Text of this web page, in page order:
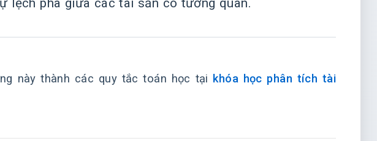
lệch pha giữa các tài sản có tương quan.
này thành các quy tắc toán học tại khóa học phân tích tài